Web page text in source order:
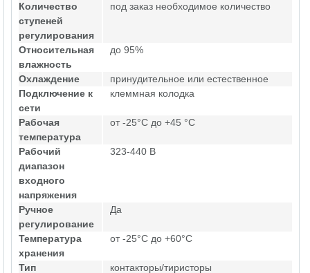
Количество
ступеней
регулирования
под заказ необходимое количество
Относительная
влажность
до 95%
Охлаждение
принудительное или естественное
Подключение к
сети
клеммная колодка
Рабочая
температура
от -25°C до +45 °C
Рабочий
диапазон
входного
напряжения
323-440 В
Ручное
регулирование
Да
Температура
хранения
от -25°C до +60°C
Тип
контакторы/тиристоры